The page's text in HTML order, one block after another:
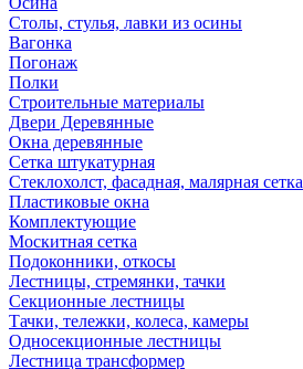
Столы, стулья, лавки из осины
Вагонка
Погонаж
Полки
Строительные материалы
Двери Деревянные
Окна деревянные
Сетка штукатурная
Стеклохолст, фасадная, малярная сетка
Пластиковые окна
Комплектующие
Москитная сетка
Подоконники, откосы
Лестницы, стремянки, тачки
Секционные лестницы
Тачки, тележки, колеса, камеры
Односекционные лестницы
Лестница трансформер